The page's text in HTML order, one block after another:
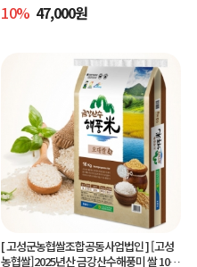
10% 47,000원
[ 고성군농협쌀조합공동사업법인 ][고성
농협쌀]2025년산 금강산수해풍미 쌀 10kg